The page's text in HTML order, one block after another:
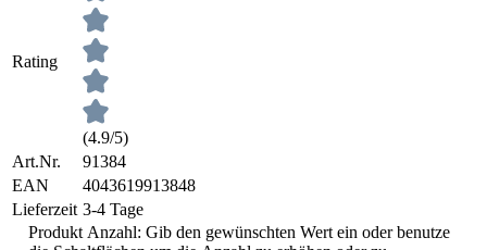
Rating
(4.9/5)
Art.Nr.
91384
EAN
4043619913848
Lieferzeit 3-4 Tage
Produkt Anzahl: Gib den gewünschten Wert ein oder benutze